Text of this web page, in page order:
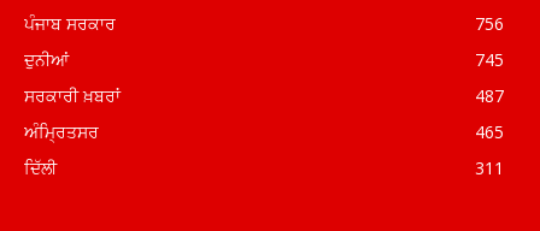
ਪੰਜਾਬ ਸਰਕਾਰ
756
ਦੁਨੀਆਂ
745
ਸਰਕਾਰੀ ਖ਼ਬਰਾਂ
487
ਅੰਮ੍ਰਿਤਸਰ
465
ਦਿੱਲੀ
311